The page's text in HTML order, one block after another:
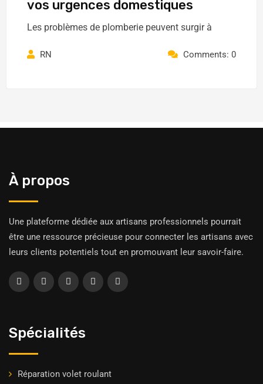
vos urgences domestiques
Les problèmes de plomberie peuvent surgir à
RN Comments: 0
À propos
Une plateforme dédiée aux artisans professionnels pourrait
être une ressource précieuse pour connecter les artisans avec
leurs clients potentiels tout en promouvant leur savoir-faire.
Spécialités
Réparation volet roulant